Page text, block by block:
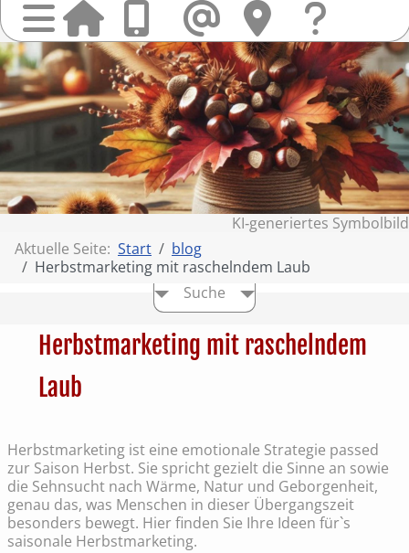
Anrufen
Mail
finden
Sie
uns
&
KI‑generiertes Symbolbild
Aktuelle Seite: Start
blog
Herbstmarketing mit raschelndem Laub
Suche
Herbstmarketing mit raschelndem
Laub
Herbstmarketing ist eine emotionale Strategie passed
zur Saison Herbst. Sie spricht gezielt die Sinne an sowie
die Sehnsucht nach Wärme, Natur und Geborgenheit,
genau das, was Menschen in dieser Übergangszeit
besonders bewegt. Hier finden Sie Ihre Ideen für`s
saisonale Herbstmarketing.